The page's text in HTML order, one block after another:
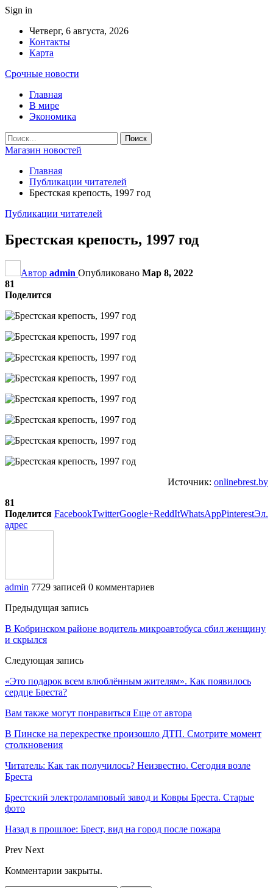
Sign in
Четверг, 6 августа, 2026
Контакты
Карта
Срочные новости
Главная
В мире
Экономика
Магазин новостей
Главная
Публикации читателей
Брестская крепость, 1997 год
Публикации читателей
Брестская крепость, 1997 год
Автор admin Опубликовано Мар 8, 2022
81
Поделится
Источник: onlinebrest.by
81
Поделится FacebookTwitterGoogle+ReddItWhatsAppPinterestЭл.
адрес
admin 7729 записей 0 комментариев
Предыдущая запись
В Кобринском районе водитель микроавтобуса сбил женщину
и скрылся
Следующая запись
«Это подарок всем влюблённым жителям». Как появилось
сердце Бреста?
Вам также могут понравиться Еще от автора
В Пинске на перекрестке произошло ДТП. Смотрите момент
столкновения
Читатель: Как так получилось? Неизвестно. Сегодня возле
Бреста
Брестский электроламповый завод и Ковры Бреста. Старые
фото
Назад в прошлое: Брест, вид на город после пожара
Prev Next
Комментарии закрыты.